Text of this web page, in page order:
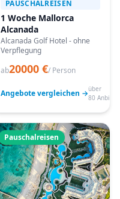
PAUSCHALREISEN
1 Woche Mallorca
Alcanada
Alcanada Golf Hotel - ohne
Verpflegung
ab20000 €/ Person
Angebote vergleichen →über
80
Pauschalreisen